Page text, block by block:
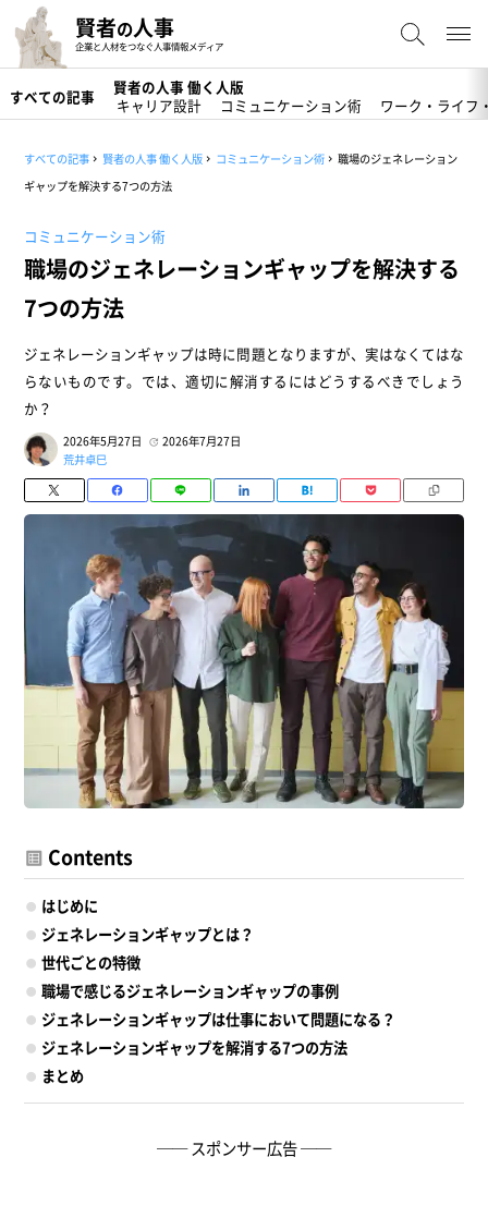
賢者の人事
企業と人材をつなぐ人事情報メディア
すべての記事
賢者の人事 働く人版
キャリア設計
コミュニケーション術 ワーク・ライフ
すべての記事 賢者の人事 働く人版 コミュニケーション術
職場のジェネレーション
ギャップを解決する7つの方法
コミュニケーション術
職場のジェネレーションギャップを解決する
7つの方法
ジェネレーションギャップは時に問題となりますが、実はなくてはな
らないものです。では、適切に解消するにはどうするべきでしょう
か？
2026年5月27日
2026年7月27日
荒井卓巳
Contents
はじめに
ジェネレーションギャップとは？
世代ごとの特徴
職場で感じるジェネレーションギャップの事例
ジェネレーションギャップは仕事において問題になる？
ジェネレーションギャップを解消する7つの方法
まとめ
── スポンサー広告 ──